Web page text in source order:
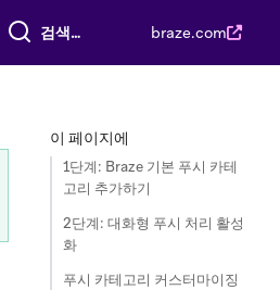
전체 검색 braze.com
이 페이지에
1단계: Braze 기본 푸시 카테
고리 추가하기
2단계: 대화형 푸시 처리 활성
화
푸시 카테고리 커스터마이징